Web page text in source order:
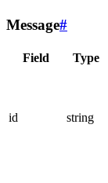
Message#
Field Type
id string